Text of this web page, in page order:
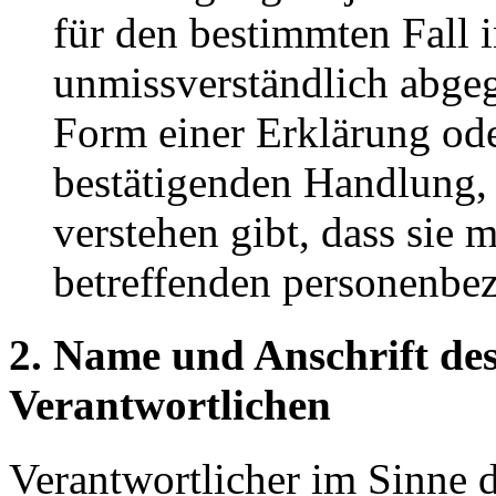
für den bestimmten Fall
unmissverständlich
Form einer Erklärung
bestätigenden
verstehen gibt, dass sie
betreffenden
2. Name und Anschrift
Verantwortlichen
Verantwortlicher im Sinne